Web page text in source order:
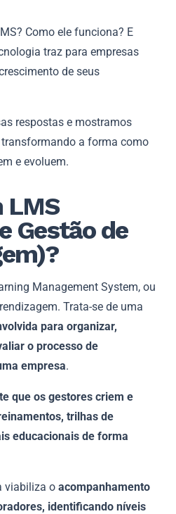
Como ele funciona? E
traz para empresas
de seus
respostas e mostramos
a forma como
e evoluem.
LMS
Gestão de
Management System, ou
Trata-se de uma
para organizar,
o processo de
empresa.
que os gestores criem e
trilhas de
educacionais de forma
viabiliza o acompanhamento
identificando níveis